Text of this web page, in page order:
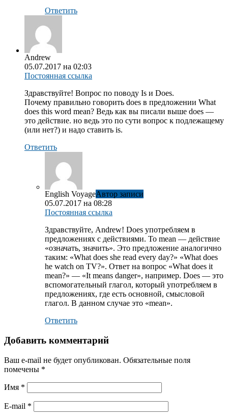
Ответить
Andrew
05.07.2017 на 02:03
Постоянная ссылка
Здравствуйте! Вопрос по поводу Is и Does.
Почему правильно говорить does в предложении What
does this word mean? Ведь как вы писали выше does —
это действие. но ведь это по сути вопрос к подлежащему
(или нет?) и надо ставить is.
Ответить
English VoyageАвтор записи
05.07.2017 на 08:28
Постоянная ссылка
Здравствуйте, Andrew! Does употребляем в
предложениях с действиями. To mean — действие
«означать, значить». Это предложение аналогично
таким: «What does she read every day?» «What does
he watch on TV?». Ответ на вопрос «What does it
mean?» — «It means danger», например. Does — это
вспомогательный глагол, который употребляем в
предложениях, где есть основной, смысловой
глагол. В данном случае это «mean».
Ответить
Добавить комментарий
Ваш e-mail не будет опубликован. Обязательные поля
помечены *
Имя *
E-mail *